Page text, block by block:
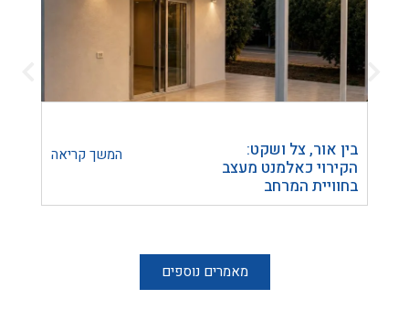
בין אור, צל ושקט:
הקירוי כאלמנט מעצב
בחוויית המרחב
המשך קריאה
מאמרים נוספים